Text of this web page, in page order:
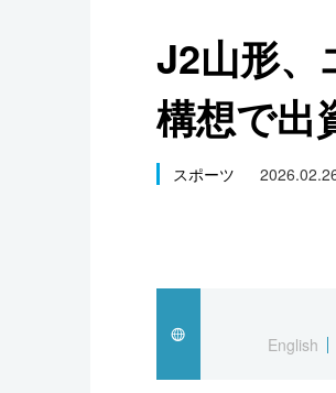
社会
文化
スポーツ・東京2020
J2山形
構想で出
スポーツ
English